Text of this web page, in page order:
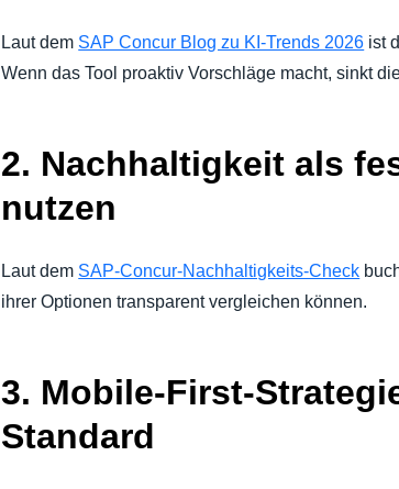
Laut dem SAP Concur Blog zu KI-Trends 2026 ist
Wenn das Tool proaktiv Vorschläge macht, sinkt
2. Nachhaltigkeit als
nutzen
Laut dem SAP-Concur-Nachhaltigkeits-Check
ihrer Optionen transparent vergleichen können.
3. Mobile-First-
Standard